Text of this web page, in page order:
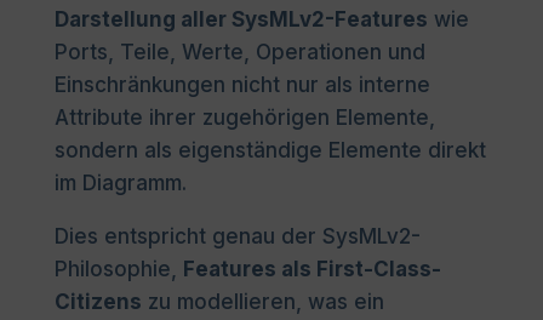
Darstellung aller SysMLv2-Features wie
Ports, Teile, Werte, Operationen und
Einschränkungen nicht nur als interne
Attribute ihrer zugehörigen Elemente,
sondern als eigenständige Elemente direkt
im Diagramm.
Dies entspricht genau der SysMLv2-
Philosophie, Features als First-Class-
Citizens zu modellieren, was ein